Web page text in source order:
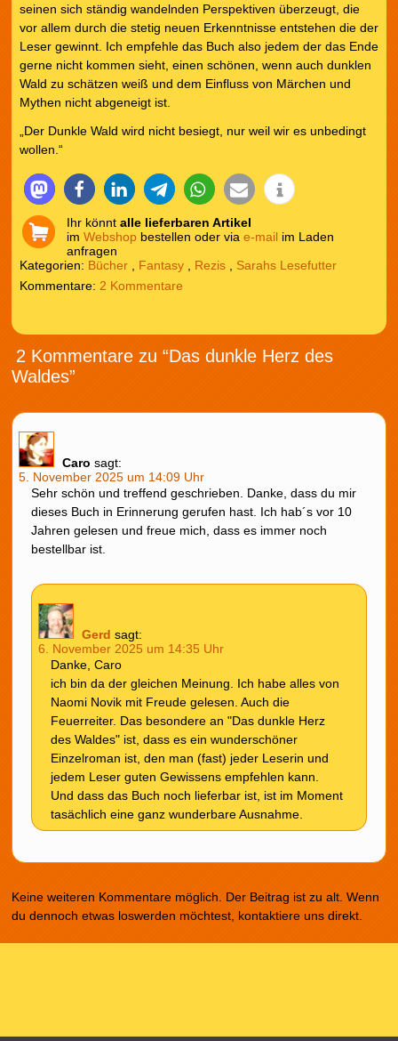
seinen sich ständig wandelnden Perspektiven überzeugt, die
vor allem durch die stetig neuen Erkenntnisse entstehen die der
Leser gewinnt. Ich empfehle das Buch also jedem der das Ende
gerne nicht kommen sieht, einen schönen, wenn auch dunklen
Wald zu schätzen weiß und dem Einfluss von Märchen und
Mythen nicht abgeneigt ist.
„Der Dunkle Wald wird nicht besiegt, nur weil wir es unbedingt
wollen.“
Ihr könnt alle lieferbaren Artikel
im Webshop bestellen oder via e-mail im Laden
anfragen
Kategorien: Bücher, Fantasy, Rezis, Sarahs Lesefutter
2 Kommentare
2 Kommentare zu “Das dunkle Herz des
Waldes”
Caro sagt:
5. November 2025 um 14:09 Uhr
Sehr schön und treffend geschrieben. Danke, dass du mir
dieses Buch in Erinnerung gerufen hast. Ich hab´s vor 10
Jahren gelesen und freue mich, dass es immer noch
bestellbar ist.
Gerd sagt:
6. November 2025 um 14:35 Uhr
Danke, Caro
ich bin da der gleichen Meinung. Ich habe alles von
Naomi Novik mit Freude gelesen. Auch die
Feuerreiter. Das besondere an "Das dunkle Herz
des Waldes" ist, dass es ein wunderschöner
Einzelroman ist, den man (fast) jeder Leserin und
jedem Leser guten Gewissens empfehlen kann.
Und dass das Buch noch lieferbar ist, ist im Moment
tasächlich eine ganz wunderbare Ausnahme.
Keine weiteren Kommentare möglich. Der Beitrag ist zu alt. Wenn
du dennoch etwas loswerden möchtest, kontaktiere uns direkt.